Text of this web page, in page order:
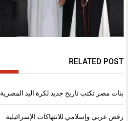
RELATED POST
بنات مصر تكتب تاريخ جديد لكرة اليد المصرية
رفض عربي وإسلامي للانتهاكات الإسرائيلية